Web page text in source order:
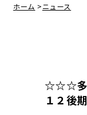
ホーム ニュース
☆☆☆多
１２